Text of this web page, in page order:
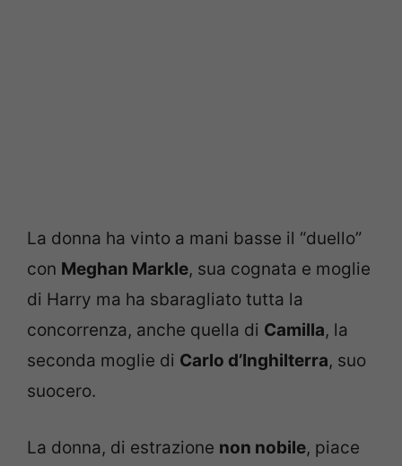
La donna ha vinto a mani basse il “duello”
con Meghan Markle, sua cognata e moglie
di Harry ma ha sbaragliato tutta la
concorrenza, anche quella di Camilla, la
seconda moglie di Carlo d’Inghilterra, suo
suocero.
La donna, di estrazione non nobile, piace